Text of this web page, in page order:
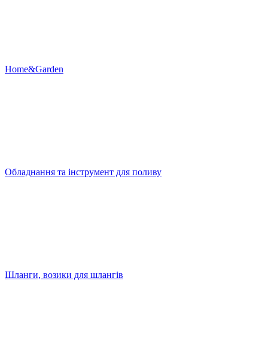
Home&Garden
Обладнання та інструмент для поливу
Шланги, возики для шлангів